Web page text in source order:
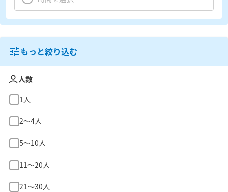
もっと絞り込む
人数
1人
2〜4人
5〜10人
11〜20人
21〜30人